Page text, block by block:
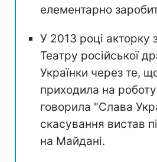
елементарно
У 2013 році акторку
Театру російської
Українки через те,
приходила на
говорила "Слава
скасування вистав
на Майдані.